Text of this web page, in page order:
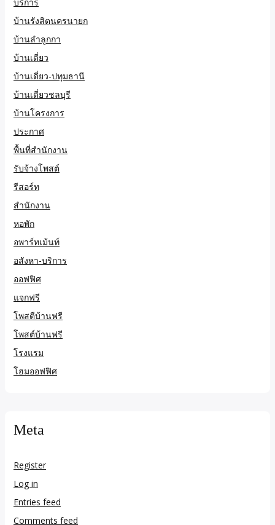
บ้านรังสิตนครนายก
บ้านลำลูกกา
บ้านเดี่ยว
บ้านเดี่ยว-ปทุมธานี
บ้านเดี่ยวชลบุรี
บ้านโครงการ
ประกาศ
พื้นที่สำนักงาน
รับจ้างโพสต์
รีสอร์ท
สำนักงาน
หอพัก
อพาร์ทเม้นท์
อสังหา-บริการ
ออฟฟิศ
แจกฟรี
โพสตืบ้านฟรี
โพสต์บ้านฟรี
โรงแรม
โฮมออฟฟิศ
Meta
Register
Log in
Entries feed
Comments feed